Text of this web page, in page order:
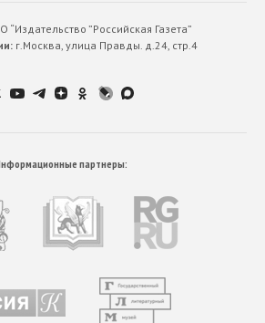
“Издательство ”Российская Газета”
г.Москва, улица Правды. д.24, стр.4
партнеры: